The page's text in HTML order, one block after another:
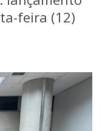
feira (12)